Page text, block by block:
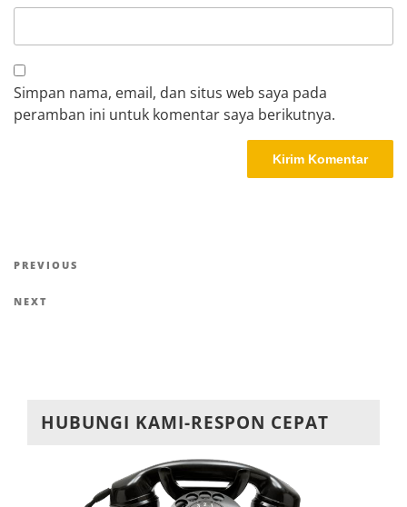
Simpan nama, email, dan situs web saya pada
peramban ini untuk komentar saya berikutnya.
Navigasi
pos
Previous
PREVIOUS
Next
NEXT
HUBUNGI KAMI-RESPON CEPAT